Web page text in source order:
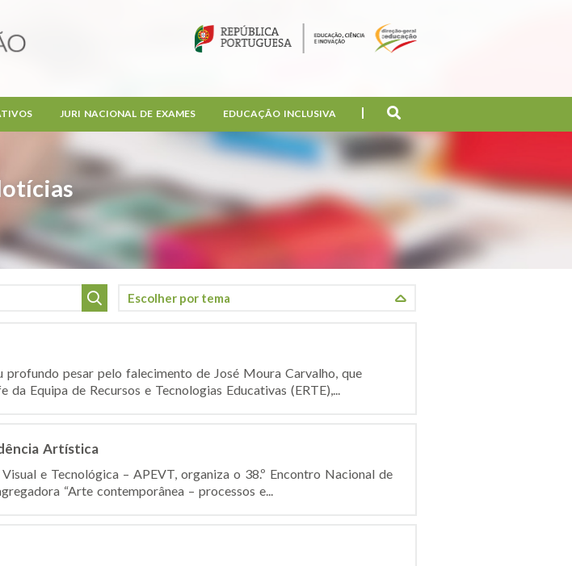
JURI NACIONAL DE EXAMES EDUCAÇÃO INCLUSIVA
pesar pelo falecimento de José Moura Carvalho, que
Equipa de Recursos e Tecnologias Educativas (ERTE),...
Artística
e Tecnológica – APEVT, organiza o 38.º Encontro Nacional de
“Arte contemporânea – processos e...